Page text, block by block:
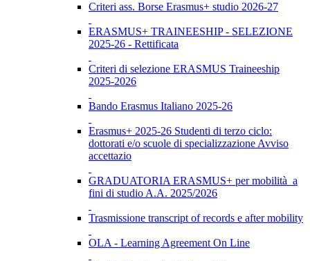
Criteri ass. Borse Erasmus+ studio 2026-27
ERASMUS+ TRAINEESHIP - SELEZIONE
2025-26 - Rettificata
Criteri di selezione ERASMUS Traineeship
2025-2026
Bando Erasmus Italiano 2025-26
Erasmus+ 2025-26 Studenti di terzo ciclo:
dottorati e/o scuole di specializzazione Avviso
accettazio
GRADUATORIA ERASMUS+ per mobilità a
fini di studio A.A. 2025/2026
Trasmissione transcript of records e after mobility
OLA - Learning Agreement On Line